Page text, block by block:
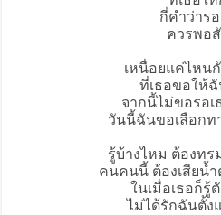
กี่คำว่าร
ควรพอ
เหนื่อยแค่ไหน
ที่เธอขอให้ฉั
จากนี้ไม่ขอรอเ
วันนี้ฉันขอเลือกท
รู้บ้างไหม ต้องทร
คนคนนี้ ต้องเสียน้
ในเมื่อเธอก็รู้
ไม่ได้รักฉันตั้ง